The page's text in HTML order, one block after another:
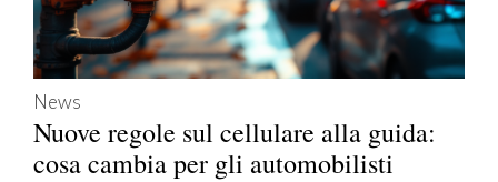
News
Nuove regole sul cellulare alla guida:
cosa cambia per gli automobilisti